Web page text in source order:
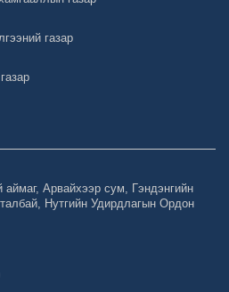
газар
Арвайхээр сум, Гэндэнгийн
Нутгийн Удирдлагын Ордон